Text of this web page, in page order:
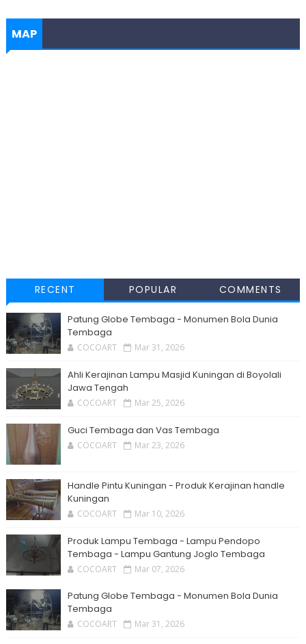
MAP
RECENT POPULAR COMMENTS
Patung Globe Tembaga - Monumen Bola Dunia
Tembaga
COCOART Mar 31, 2026
Ahli Kerajinan Lampu Masjid Kuningan di Boyolali
Jawa Tengah
COCOART Mar 25, 2026
Guci Tembaga dan Vas Tembaga
COCOART Mar 23, 2026
Handle Pintu Kuningan - Produk Kerajinan handle
Kuningan
COCOART Mar 10, 2026
Produk Lampu Tembaga - Lampu Pendopo
Tembaga - Lampu Gantung Joglo Tembaga
COCOART Mar 07, 2026
Patung Globe Tembaga - Monumen Bola Dunia
Tembaga
COCOART Mar 31, 2026